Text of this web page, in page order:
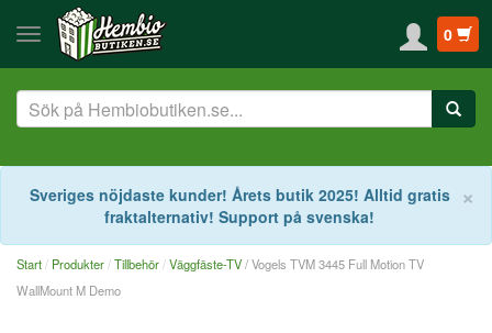
0
×
Sveriges nöjdaste kunder! Årets butik 2025! Alltid gratis
fraktalternativ! Support på svenska!
Start Produkter Tillbehör Väggfäste-TV/ Vogels TVM 3445 Full Motion TV
WallMount M Demo